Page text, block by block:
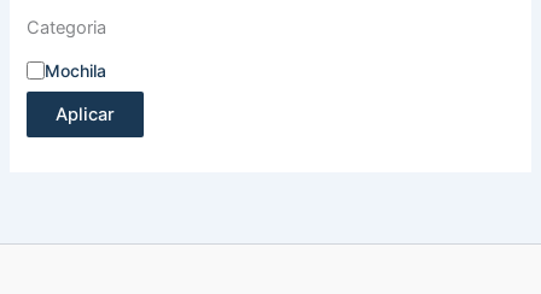
Categoria
Mochila
Aplicar